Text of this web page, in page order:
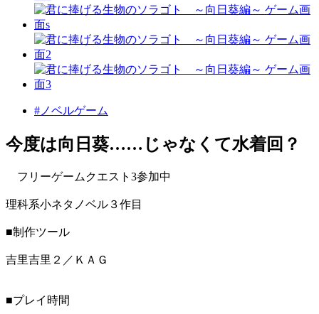
#ノベルゲーム
今度は向日葵……じゃなくて水着回？
フリーゲームクエスト3参加中
理科系小ネタノベル３作目
■制作ツール
吉里吉里２／ＫＡＧ
■プレイ時間